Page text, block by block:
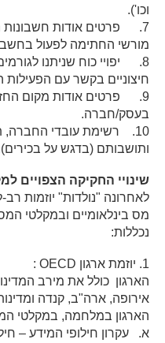
וכו').
7. פרטים אודות
מורשי החתימה לפעול
8. יפויי כוח שניתנו
חיצוניים בקשר עם
9. פרטים אודות מקום
בעסק/חברה.
10. רשימת עובדי החברה,
ותושבותם (בדגש על
שינויי החקיקה הצפויים
לאחרונה "נולדות" יוזמות
מס בינלאומיים ובמקלטי
נכללות:
1. יוזמת ארגון OECD :
הארגון כולל את מירב
אירופה, ארה"ב, קנדה
הארגון במלחמה, במקלטי
א. עקרון חילופי המידע –